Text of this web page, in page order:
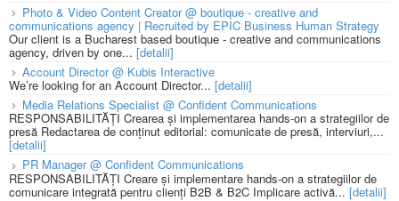
Photo & Video Content Creator @ boutique - creative and
communications agency | Recruited by EPIC Business Human Strategy
Our client is a Bucharest based boutique - creative and communications
agency, driven by one... [detalii]
Account Director @ Kubis Interactive
We’re looking for an Account Director... [detalii]
Media Relations Specialist @ Confident Communications
RESPONSABILITĂȚI Crearea și implementarea hands-on a strategiilor de
presă Redactarea de conținut editorial: comunicate de presă, interviuri,...
[detalii]
PR Manager @ Confident Communications
RESPONSABILITĂȚI Creare și implementare hands-on a strategiilor de
comunicare integrată pentru clienți B2B & B2C Implicare activă... [detalii]